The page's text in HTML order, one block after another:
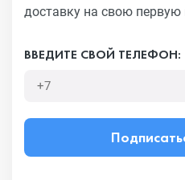
доставку на свою первую
ВВЕДИТЕ СВОЙ ТЕЛЕФОН: